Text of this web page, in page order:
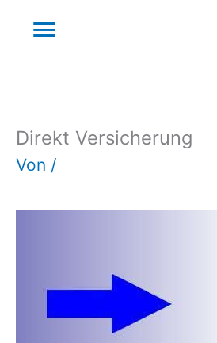
Inhalt
springen
Hauptmenü
Direkt Versicherung
Von /